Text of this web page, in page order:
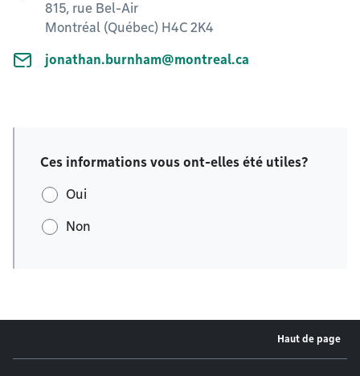
815, rue Bel-Air
Montréal (Québec) H4C 2K4
jonathan.burnham@montreal.ca
Ces informations vous ont-elles été utiles?
Oui
Non
Haut de page